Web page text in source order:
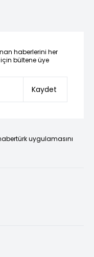
haberlerini her
bültene üye
Kaydet
uygulamasını